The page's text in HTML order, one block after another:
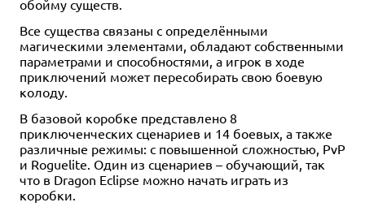
обойму существ.
Все существа связаны с определёнными
магическими элементами, обладают собственными
параметрами и способностями, а игрок в ходе
приключений может пересобирать свою боевую
колоду.
В базовой коробке представлено 8
приключенческих сценариев и 14 боевых, а также
различные режимы: с повышенной сложностью, PvP
и Roguelite. Один из сценариев – обучающий, так
что в Dragon Eclipse можно начать играть из
коробки.